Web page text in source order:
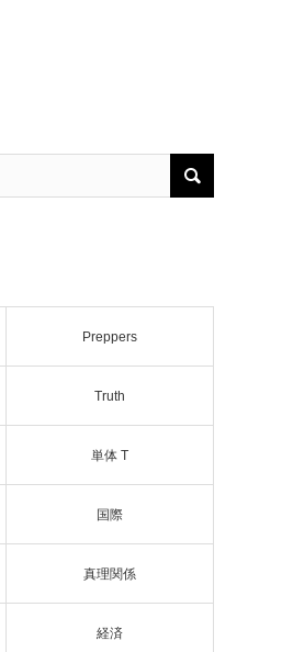
Preppers
Truth
単体 T
国際
真理関係
経済